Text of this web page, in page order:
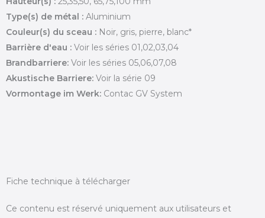
Type(s) de métal : Aluminium
Couleur(s) du sceau : Noir, gris, pierre, blanc*
Barrière d'eau : Voir les séries 01,02,03,04
Brandbarriere: Voir les séries 05,06,07,08
Akustische Barriere: Voir la série 09
Vormontage im Werk: Contac GV System
Fiche technique à télécharger
Ce contenu est réservé uniquement aux utilisateurs et